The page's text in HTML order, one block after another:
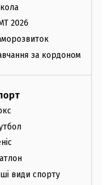
2026
за кордоном
види спорту